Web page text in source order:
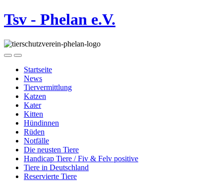
Tsv - Phelan e.V.
Startseite
News
Tiervermittlung
Katzen
Kater
Kitten
Hündinnen
Rüden
Notfälle
Die neusten Tiere
Handicap Tiere / Fiv & Felv positive
Tiere in Deutschland
Reservierte Tiere